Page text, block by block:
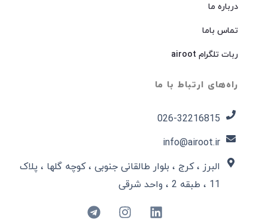
درباره ما
تماس باما
ربات تلگرام airoot
راه‌های ارتباط با ما
026-32216815​
info@airoot.ir
البرز ، کرج ، بلوار طالقانی جنوبی ، کوچه گلها ، پلاک
11 ، طبقه 2 ، واحد شرقی